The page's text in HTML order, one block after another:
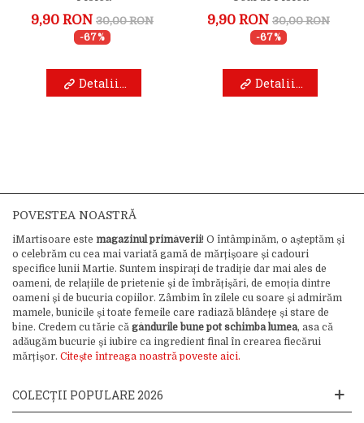
9,90 RON 30,00 RON
-67%
Detalii...
9,90 RON 30,00 RON
-67%
Detalii...
POVESTEA NOASTRĂ
iMartisoare este magazinul primăverii! O întâmpinăm, o așteptăm și
o celebrăm cu cea mai variată gamă de mărțișoare și cadouri
specifice lunii Martie. Suntem inspirați de tradiție dar mai ales de
oameni, de relațiile de prietenie și de îmbrățișări, de emoția dintre
oameni și de bucuria copiilor. Zâmbim în zilele cu soare și admirăm
mamele, bunicile și toate femeile care radiază blândețe și stare de
bine. Credem cu tărie că gândurile bune pot schimba lumea, asa că
adăugăm bucurie și iubire ca ingredient final în crearea fiecărui
mărțișor. Citește întreaga noastră poveste aici.
COLECȚII POPULARE 2026